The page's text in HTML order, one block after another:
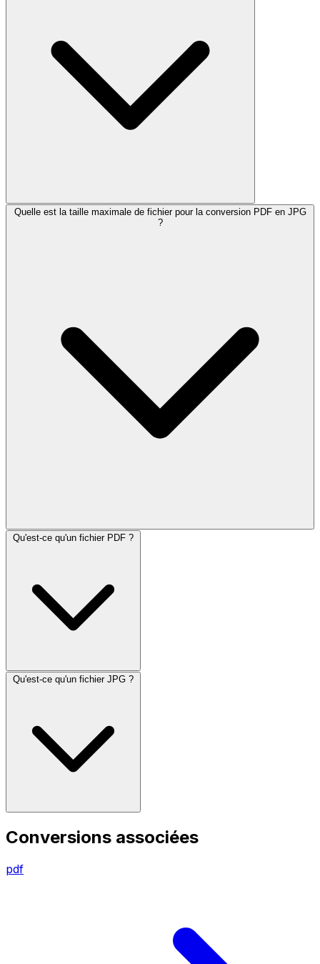
Quelle est la taille maximale de fichier pour la conversion PDF en JPG
?
Qu'est-ce qu'un fichier PDF ?
Qu'est-ce qu'un fichier JPG ?
Conversions associées
pdf